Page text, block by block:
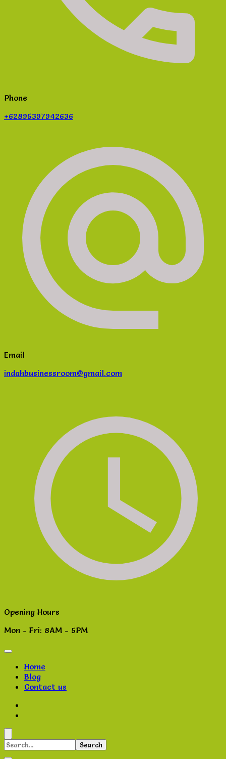
Phone
+62895397942636
Email
indahbusinessroom@gmail.com
Opening Hours
Mon - Fri: 8AM - 5PM
Home
Blog
Contact us
Search